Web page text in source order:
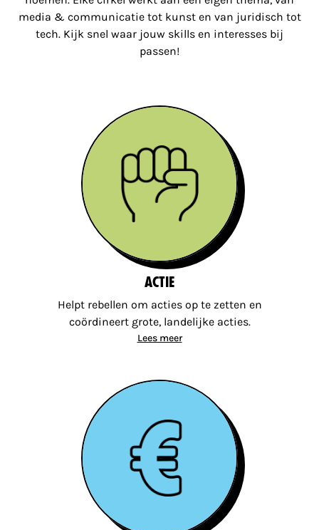
media & communicatie tot kunst en van juridisch tot
tech. Kijk snel waar jouw skills en interesses bij
passen!
Actie
Helpt rebellen om acties op te zetten en
coördineert grote, landelijke acties.
Lees meer